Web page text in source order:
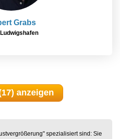
Grabs
Ludwigshafen
anzeigen
spezialisiert sind: Sie